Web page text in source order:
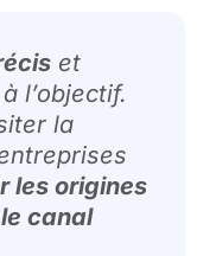
et
l’objectif.
la
les origines
canal